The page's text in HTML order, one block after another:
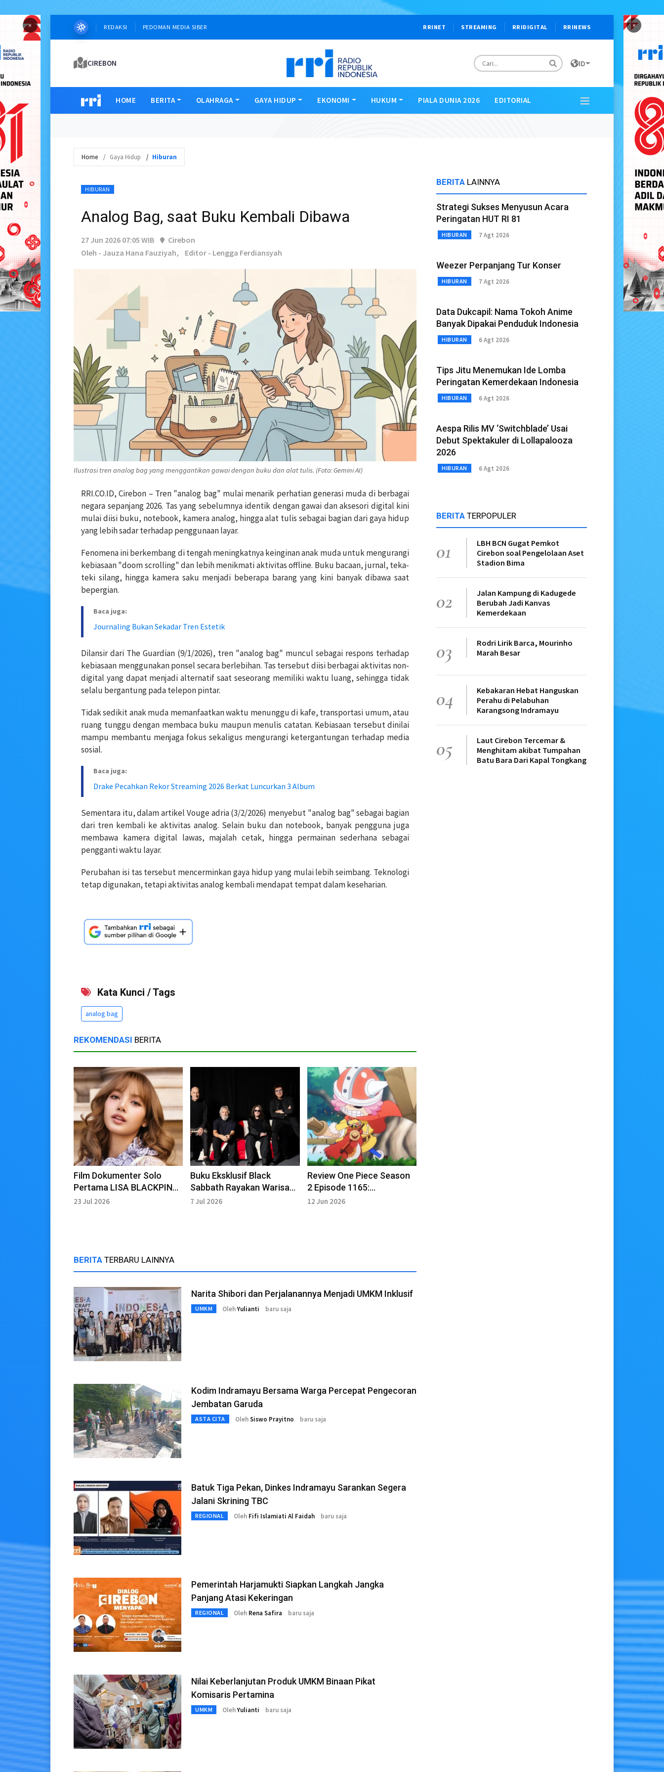
× ×
REDAKSI PEDOMAN MEDIA SIBER RRINET STREAMING RRIDIGITAL RRINEWS
CIREBON ID
HOME BERITA OLAHRAGA GAYA HIDUP EKONOMI HUKUM PIALA DUNIA 2026 EDITORIAL
Home Gaya Hidup Hiburan
HIBURAN
Analog Bag, saat Buku Kembali Dibawa
27 Jun 2026 07:05 WIB
Cirebon
Oleh - Jauza Hana Fauziyah,
Editor - Lengga Ferdiansyah
Ilustrasi tren analog bag yang menggantikan gawai dengan buku dan alat tulis. (Foto: Gemini AI)
RRI.CO.ID, Cirebon – Tren "analog bag" mulai menarik perhatian generasi muda di berbagai
negara sepanjang 2026. Tas yang sebelumnya identik dengan gawai dan aksesori digital kini
mulai diisi buku, notebook, kamera analog, hingga alat tulis sebagai bagian dari gaya hidup
yang lebih sadar terhadap penggunaan layar.
Fenomena ini berkembang di tengah meningkatnya keinginan anak muda untuk mengurangi
kebiasaan "doom scrolling" dan lebih menikmati aktivitas offline. Buku bacaan, jurnal, teka-
teki silang, hingga kamera saku menjadi beberapa barang yang kini banyak dibawa saat
bepergian.
Baca juga:
Journaling Bukan Sekadar Tren Estetik
Dilansir dari The Guardian (9/1/2026), tren "analog bag" muncul sebagai respons terhadap
kebiasaan menggunakan ponsel secara berlebihan. Tas tersebut diisi berbagai aktivitas non-
digital yang dapat menjadi alternatif saat seseorang memiliki waktu luang, sehingga tidak
selalu bergantung pada telepon pintar.
Tidak sedikit anak muda memanfaatkan waktu menunggu di kafe, transportasi umum, atau
ruang tunggu dengan membaca buku maupun menulis catatan. Kebiasaan tersebut dinilai
mampu membantu menjaga fokus sekaligus mengurangi ketergantungan terhadap media
sosial.
Baca juga:
Drake Pecahkan Rekor Streaming 2026 Berkat Luncurkan 3 Album
Sementara itu, dalam artikel Vouge adria (3/2/2026) menyebut "analog bag" sebagai bagian
dari tren kembali ke aktivitas analog. Selain buku dan notebook, banyak pengguna juga
membawa kamera digital lawas, majalah cetak, hingga permainan sederhana sebagai
pengganti waktu layar.
Perubahan isi tas tersebut mencerminkan gaya hidup yang mulai lebih seimbang. Teknologi
tetap digunakan, tetapi aktivitas analog kembali mendapat tempat dalam keseharian.
Kata Kunci / Tags
analog bag
REKOMENDASI BERITA
Film Dokumenter Solo
Pertama LISA BLACKPINK
"Always Lalisa" Siap
23 Jul 2026
Buku Eksklusif Black
Sabbath Rayakan Warisan
Ozzy Osbourne
7 Jul 2026
Review One Piece Season
2 Episode 1165:
Kemunculan Jarul dan
12 Jun 2026
BERITA TERBARU LAINNYA
Narita Shibori dan Perjalanannya Menjadi UMKM Inklusif
UMKM OlehYulianti baru saja
Kodim Indramayu Bersama Warga Percepat Pengecoran
Jembatan Garuda
ASTA CITA OlehSiswo Prayitno baru saja
Batuk Tiga Pekan, Dinkes Indramayu Sarankan Segera
Jalani Skrining TBC
REGIONAL Oleh Fifi Islamiati Al Faidah baru saja
Pemerintah Harjamukti Siapkan Langkah Jangka
Panjang Atasi Kekeringan
REGIONAL Oleh Rena Safira baru saja
Nilai Keberlanjutan Produk UMKM Binaan Pikat
Komisaris Pertamina
UMKM OlehYulianti baru saja
BERITA LAINNYA
Strategi Sukses Menyusun Acara
Peringatan HUT RI 81
HIBURAN 7 Agt 2026
Weezer Perpanjang Tur Konser
HIBURAN 7 Agt 2026
Data Dukcapil: Nama Tokoh Anime
Banyak Dipakai Penduduk Indonesia
HIBURAN 6 Agt 2026
Tips Jitu Menemukan Ide Lomba
Peringatan Kemerdekaan Indonesia
HIBURAN 6 Agt 2026
Aespa Rilis MV ‘Switchblade’ Usai
Debut Spektakuler di Lollapalooza
2026
HIBURAN 6 Agt 2026
BERITA TERPOPULER
01
LBH BCN Gugat Pemkot
Cirebon soal Pengelolaan Aset
Stadion Bima
02
Jalan Kampung di Kadugede
Berubah Jadi Kanvas
Kemerdekaan
03
Rodri Lirik Barca, Mourinho
Marah Besar
04
Kebakaran Hebat Hanguskan
Perahu di Pelabuhan
Karangsong Indramayu
05
Laut Cirebon Tercemar &
Menghitam akibat Tumpahan
Batu Bara Dari Kapal Tongkang